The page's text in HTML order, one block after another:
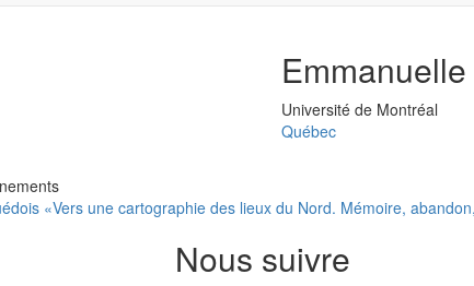
Université
Université de Montréal
Québec
«Vers une cartographie des lieux du Nord. Mémoire,
Nous suivre